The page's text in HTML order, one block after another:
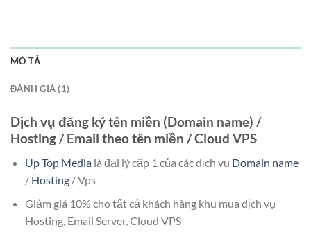
MÔ TẢ
ĐÁNH GIÁ (1)
Dịch vụ đăng ký tên miền (Domain name) /
Hosting / Email theo tên miền / Cloud VPS
Up Top Medialà đại lý cấp 1 của các dịch vụ Domain name
/ Hosting/ Vps
Giảm giá 10% cho tất cả khách hàng khu mua dịch vụ
Hosting, Email Server, Cloud VPS